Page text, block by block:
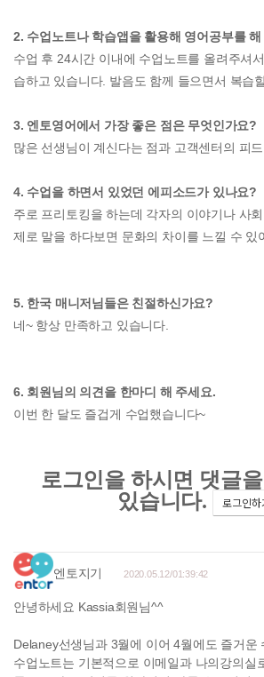
2. 수업노트나 학습앱을 활용해 영어공부를
수업 후 24시간 이내에 수업노트를 올려주셔
습하고 있습니다. 발음도 함께 들으면서 복습
3. 엔토영어에서 가장 좋은 점은 무엇인가요?
많은 선생님이 계신다는 점과 고객센터의 피
4. 수업을 하면서 있었던 에피소드가 있나요?
주로 프리토킹을 하는데 각자의 이야기나 사
제로 말을 하다보면 문화의 차이를 느낄 수 있
5. 한국 매니저님들은 친절하신가요?
네~ 항상 만족하고 있습니다.
6. 회원님의 의견을 한마디 해 주세요.
이번 한 달도 즐겁게 수업했습니다~